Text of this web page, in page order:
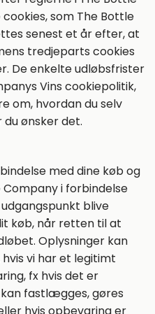
som The Bottle
senest et år efter, at
tredjeparts cookies
De enkelte udløbsfrister
Vins cookiepolitik,
om, hvordan du selv
du ønsker det.
med dine køb og
i forbindelse
blive
køb, når retten til at
Oplysninger kan
vi har et legitimt
fx hvis det er
fastlægges, gøres